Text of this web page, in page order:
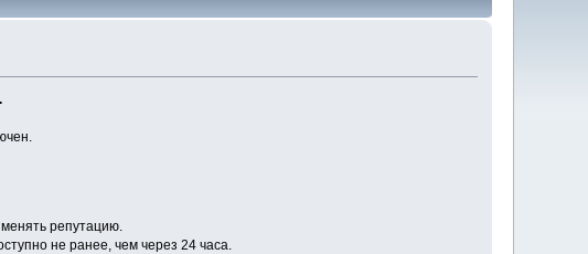
репутацию.
не ранее, чем через 24 часа.